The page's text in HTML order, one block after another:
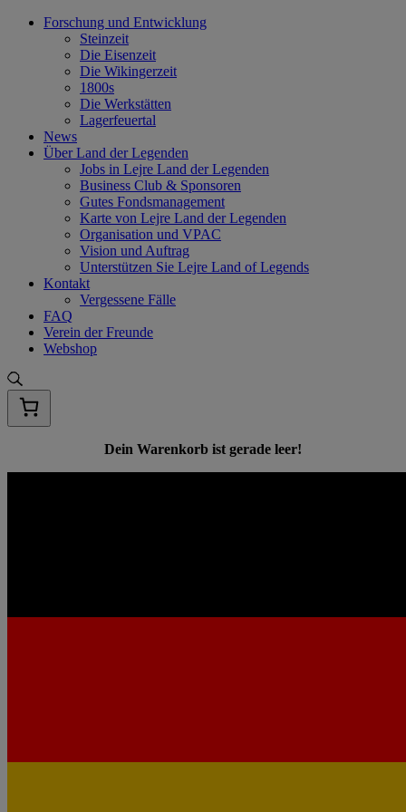
Skip
Forschung und Entwicklung
Steinzeit
Die Eisenzeit
Die Wikingerzeit
1800s
Die Werkstätten
Lagerfeuertal
News
Über Land der Legenden
Jobs in Lejre Land der Legenden
Business Club & Sponsoren
Gutes Fondsmanagement
Karte von Lejre Land der Legenden
Organisation und VPAC
Vision und Auftrag
Unterstützen Sie Lejre Land of Legends
Kontakt
Vergessene Fälle
FAQ
Verein der Freunde
Webshop
Dein Warenkorb ist gerade leer!